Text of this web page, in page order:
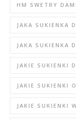
HM SWETRY
JAKA SUKIENKA
JAKA SUKIENKA
JAKIE SUKIENKI
JAKIE SUKIENKI
JAKIE SUKIENKI